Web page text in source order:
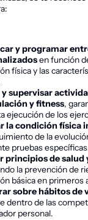
y programar
en función
física y las
supervisar
y fitness,
ejecución de los
la condición física
de la
pruebas
principios de salud
la prevención de
básica en primeros
sobre hábitos de
dentro de las
personal.